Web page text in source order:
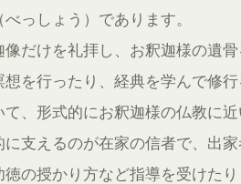
っしょう）であります。
だけを礼拝し、お釈迦様の遺
を行ったり、経典を学んで修
、形式的にお釈迦様の仏教に近
に支えるのが在家の信者で、出
の授かり方など指導を受けたり